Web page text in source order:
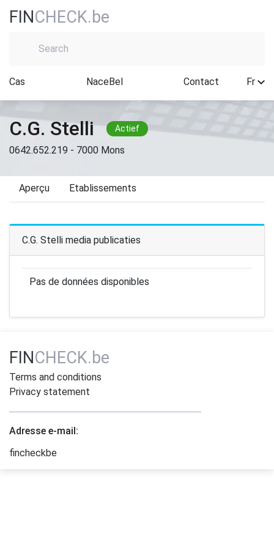
FINCHECK.be
Cas NaceBel Contact Fr
C.G. Stelli Actief
0642.652.219 - 7000 Mons
Aperçu Etablissements
C.G. Stelli media publicaties
Pas de données disponibles
FINCHECK.be
Terms and conditions
Privacy statement
Adresse e-mail:
fincheckbe